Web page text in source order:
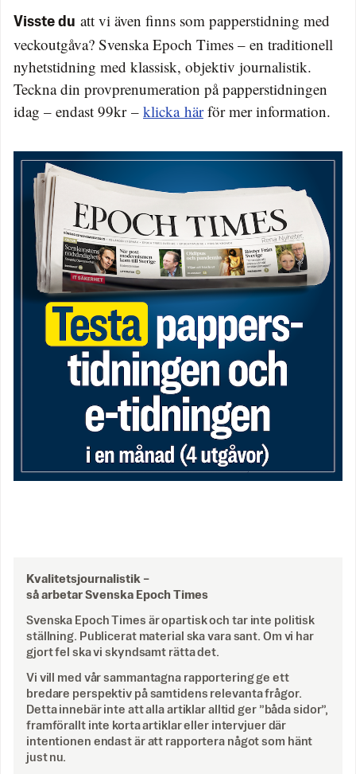
Visste du att vi även finns som papperstidning med
veckoutgåva? Svenska Epoch Times – en traditionell
nyhetstidning med klassisk, objektiv journalistik.
Teckna din provprenumeration på papperstidningen
idag – endast 99kr – klicka härför mer information.
Kvalitetsjournalistik –
så arbetar Svenska Epoch Times
Svenska Epoch Times är opartisk och tar inte politisk
ställning. Publicerat material ska vara sant. Om vi har
gjort fel ska vi skyndsamt rätta det.
Vi vill med vår sammantagna rapportering ge ett
bredare perspektiv på samtidens relevanta frågor.
Detta innebär inte att alla artiklar alltid ger ”båda sidor”,
framförallt inte korta artiklar eller intervjuer där
intentionen endast är att rapportera något som hänt
just nu.